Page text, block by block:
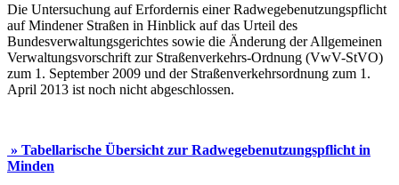
Die Untersuchung auf Erfordernis einer Radwegebenutzungspflicht
auf Mindener Straßen in Hinblick auf das Urteil des
Bundesverwaltungsgerichtes sowie die Änderung der Allgemeinen
Verwaltungsvorschrift zur Straßenverkehrs-Ordnung (VwV-StVO)
zum 1. September 2009 und der Straßenverkehrsordnung zum 1.
April 2013 ist noch nicht abgeschlossen.
» Tabellarische Übersicht zur Radwegebenutzungspflicht in
Minden